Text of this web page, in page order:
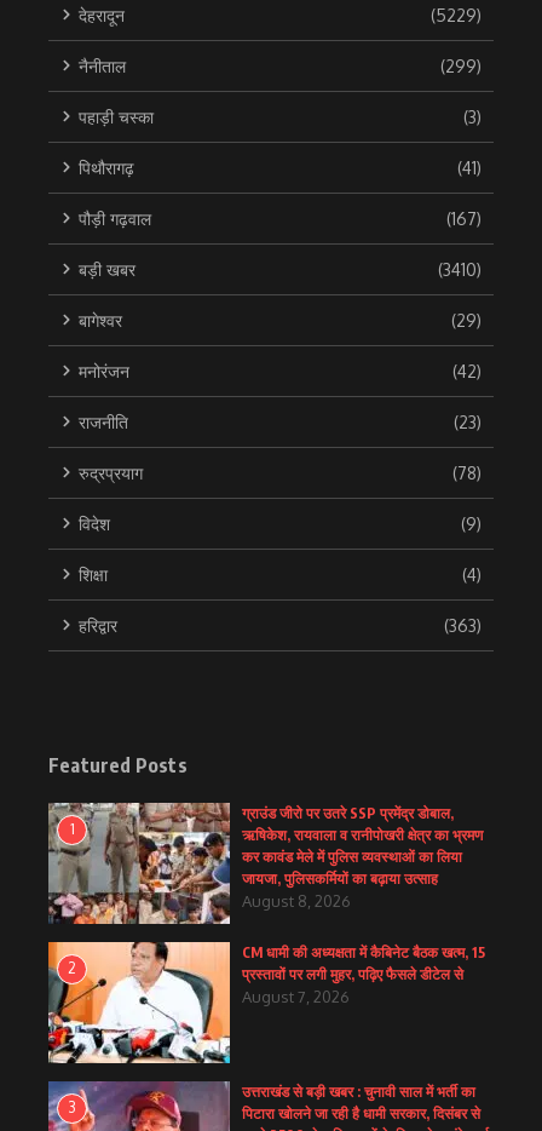
देहरादून (5229)
नैनीताल (299)
पहाड़ी चस्का (3)
पिथौरागढ़ (41)
पौड़ी गढ़वाल (167)
बड़ी खबर (3410)
बागेश्वर (29)
मनोरंजन (42)
राजनीति (23)
रुद्रप्रयाग (78)
विदेश (9)
शिक्षा (4)
हरिद्वार (363)
Featured Posts
1
ग्राउंड जीरो पर उतरे SSP प्रमेंद्र डोबाल,
ऋषिकेश, रायवाला व रानीपोखरी क्षेत्र का भ्रमण
कर कावंड मेले में पुलिस व्यवस्थाओं का लिया
जायजा, पुलिसकर्मियों का बढ़ाया उत्साह
August 8, 2026
2
CM धामी की अध्यक्षता में कैबिनेट बैठक खत्म, 15
प्रस्तावों पर लगी मुहर, पढ़िए फैसले डीटेल से
August 7, 2026
3
उत्तराखंड से बड़ी खबर : चुनावी साल में भर्ती का
पिटारा खोलने जा रही है धामी सरकार, दिसंबर से